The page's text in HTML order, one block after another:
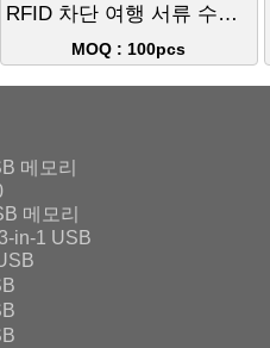
RFID 차단 여행 서류 수납 파우치
MOQ : 100pcs
메모리
메모리
in-1 USB